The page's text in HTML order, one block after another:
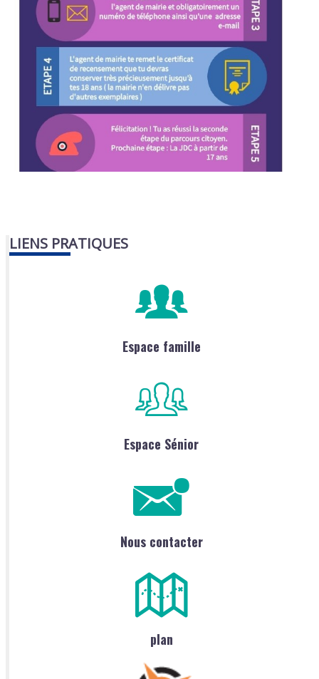
LIENS PRATIQUES
Espace famille
Espace Sénior
Nous contacter
plan